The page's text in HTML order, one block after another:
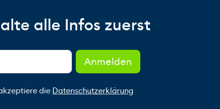
alle Infos zuerst
die Datenschutzerklärung